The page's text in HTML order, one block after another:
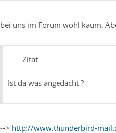
bei uns im Forum wohl kaum.
Zitat
Ist da was angedacht ?
--> http://www.thunderbird-